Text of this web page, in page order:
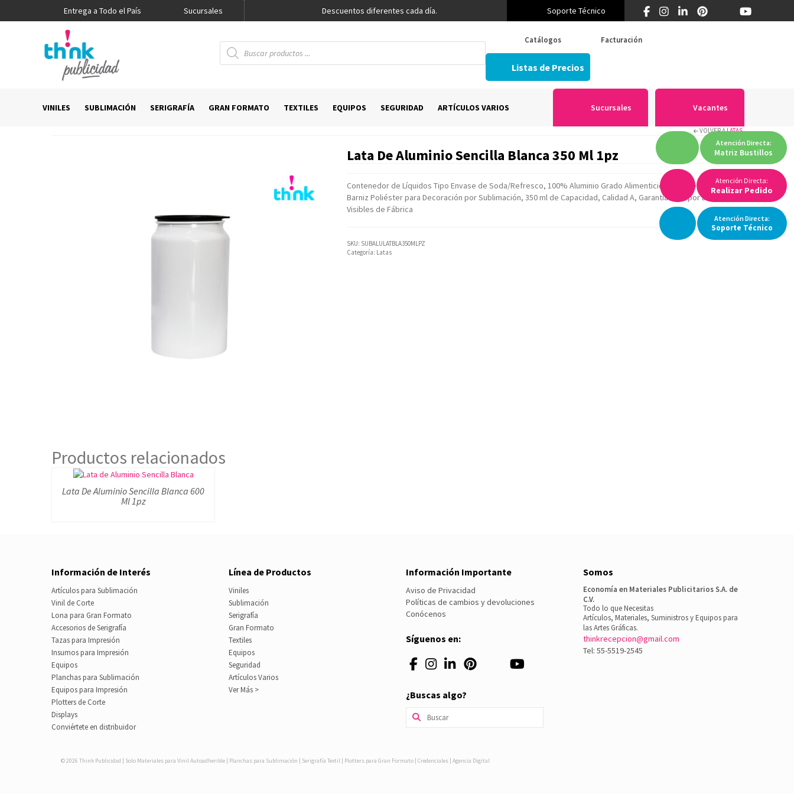
Entrega a Todo el País Sucursales
Promo Think Descuentos diferentes cada día. ¿Primera vez en Think? 55 5519 5346
Soporte Técnico
Atención Directa:
Realizar Pedido
Búsqueda
de
productos
Catálogos Facturación
Listas de Precios
AtenciónDirecta:
Soporte Técnico
VINILES SUBLIMACIÓN SERIGRAFÍA GRAN FORMATO TEXTILES EQUIPOS SEGURIDAD ARTÍCULOS VARIOS Sucursales Vacantes
Atención Directa:
Matriz Bustillos
VOLVER ALATAS
Lata De Aluminio Sencilla Blanca 350 Ml 1pz
Contenedor de Líquidos Tipo Envase de Soda/Refresco, 100% Aluminio Grado Alimenticio, Recubierto con
Barniz Poliéster para Decoración por Sublimación, 350 ml de Capacidad, Calidad A, Garantía Sólo por Daños
Visibles de Fábrica
SKU: SUBALULATBLA350MLPZ
Categoría: Latas
Productos relacionados
Lata De Aluminio Sencilla Blanca 600
Ml 1pz
Información de Interés
Artículos para Sublimación
Vinil de Corte
Lona para Gran Formato
Accesorios de Serigrafía
Tazas para Impresión
Insumos para Impresión
Equipos
Planchas para Sublimación
Equipos para Impresión
Plotters de Corte
Displays
Conviértete en distribuidor
Línea de Productos
Viniles
Sublimación
Serigrafía
Gran Formato
Textiles
Equipos
Seguridad
Artículos Varios
Ver Más >
Información Importante
Aviso de Privacidad
Políticas de cambios y devoluciones
Conócenos
Síguenos en:
¿Buscas algo?
Buscar
por:
Somos
Economía en Materiales Publicitarios S.A. de
C.V.
Todo lo que Necesitas
Artículos, Materiales, Suministros y Equipos para
las Artes Gráficas.
thinkrecepcion@gmail.com
Tel: 55-5519-2545
© 2026 Think Publicidad | Solo Materiales para Vinil Autoadherible | Planchas para Sublimación | Serigrafía Textil | Plotters para Gran Formato | Credenciales | Agencia Digital